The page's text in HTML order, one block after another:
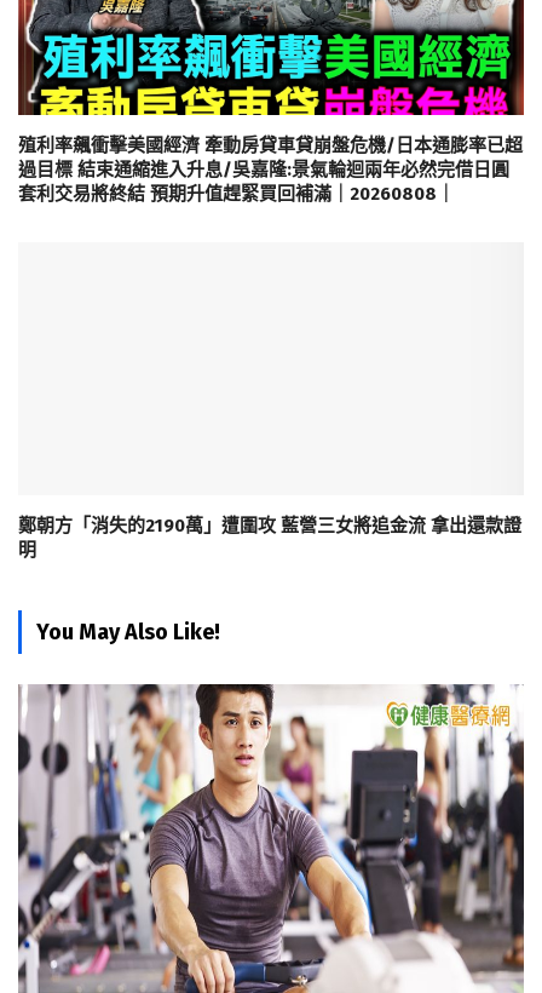
殖利率飆衝擊美國經濟 牽動房貸車貸崩盤危機/日本通膨率已超
過目標 結束通縮進入升息/吳嘉隆:景氣輪迴兩年必然完借日圓
套利交易將終結 預期升值趕緊買回補滿｜20260808｜
鄭朝方「消失的2190萬」遭圍攻 藍營三女將追金流 拿出還款證
明
You May Also Like!